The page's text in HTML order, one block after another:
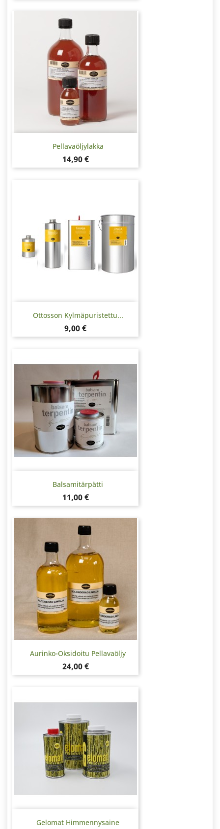
Pellavaöljylakka
Hinta
14,90 €
Ottosson Kylmäpuristettu...
Hinta
9,00 €
Balsamitärpätti
Hinta
11,00 €
Aurinko-Oksidoitu Pellavaöljy
Hinta
24,00 €
Gelomat Himmennysaine